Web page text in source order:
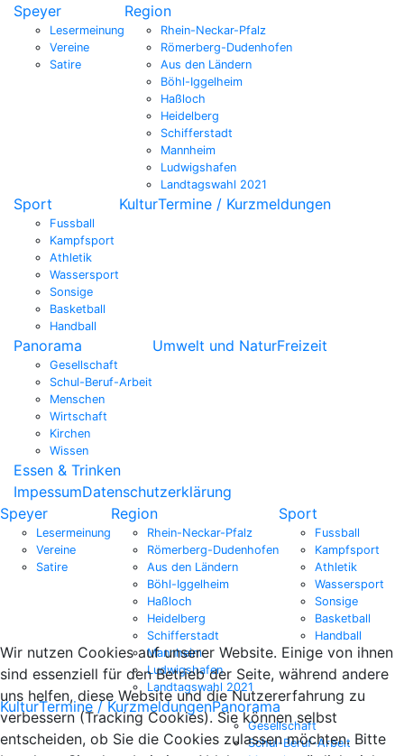
Speyer
Lesermeinung
Vereine
Satire
Region
Rhein-Neckar-Pfalz
Römerberg-Dudenhofen
Aus den Ländern
Böhl-Iggelheim
Haßloch
Heidelberg
Schifferstadt
Mannheim
Ludwigshafen
Landtagswahl 2021
Sport
Fussball
Kampfsport
Athletik
Wassersport
Sonsige
Basketball
Handball
KulturTermine / Kurzmeldungen
Panorama
Gesellschaft
Schul-Beruf-Arbeit
Menschen
Wirtschaft
Kirchen
Wissen
Umwelt und NaturFreizeit
Essen & Trinken
ImpessumDatenschutzerklärung
Speyer
Lesermeinung
Vereine
Satire
Region
Rhein-Neckar-Pfalz
Römerberg-Dudenhofen
Aus den Ländern
Böhl-Iggelheim
Haßloch
Heidelberg
Schifferstadt
Mannheim
Ludwigshafen
Landtagswahl 2021
Sport
Fussball
Kampfsport
Athletik
Wassersport
Sonsige
Basketball
Handball
KulturTermine / KurzmeldungenPanorama
Gesellschaft
Schul-Beruf-Arbeit
Wir nutzen Cookies auf unserer Website. Einige von ihnen
sind essenziell für den Betrieb der Seite, während andere
uns helfen, diese Website und die Nutzererfahrung zu
verbessern (Tracking Cookies). Sie können selbst
entscheiden, ob Sie die Cookies zulassen möchten. Bitte